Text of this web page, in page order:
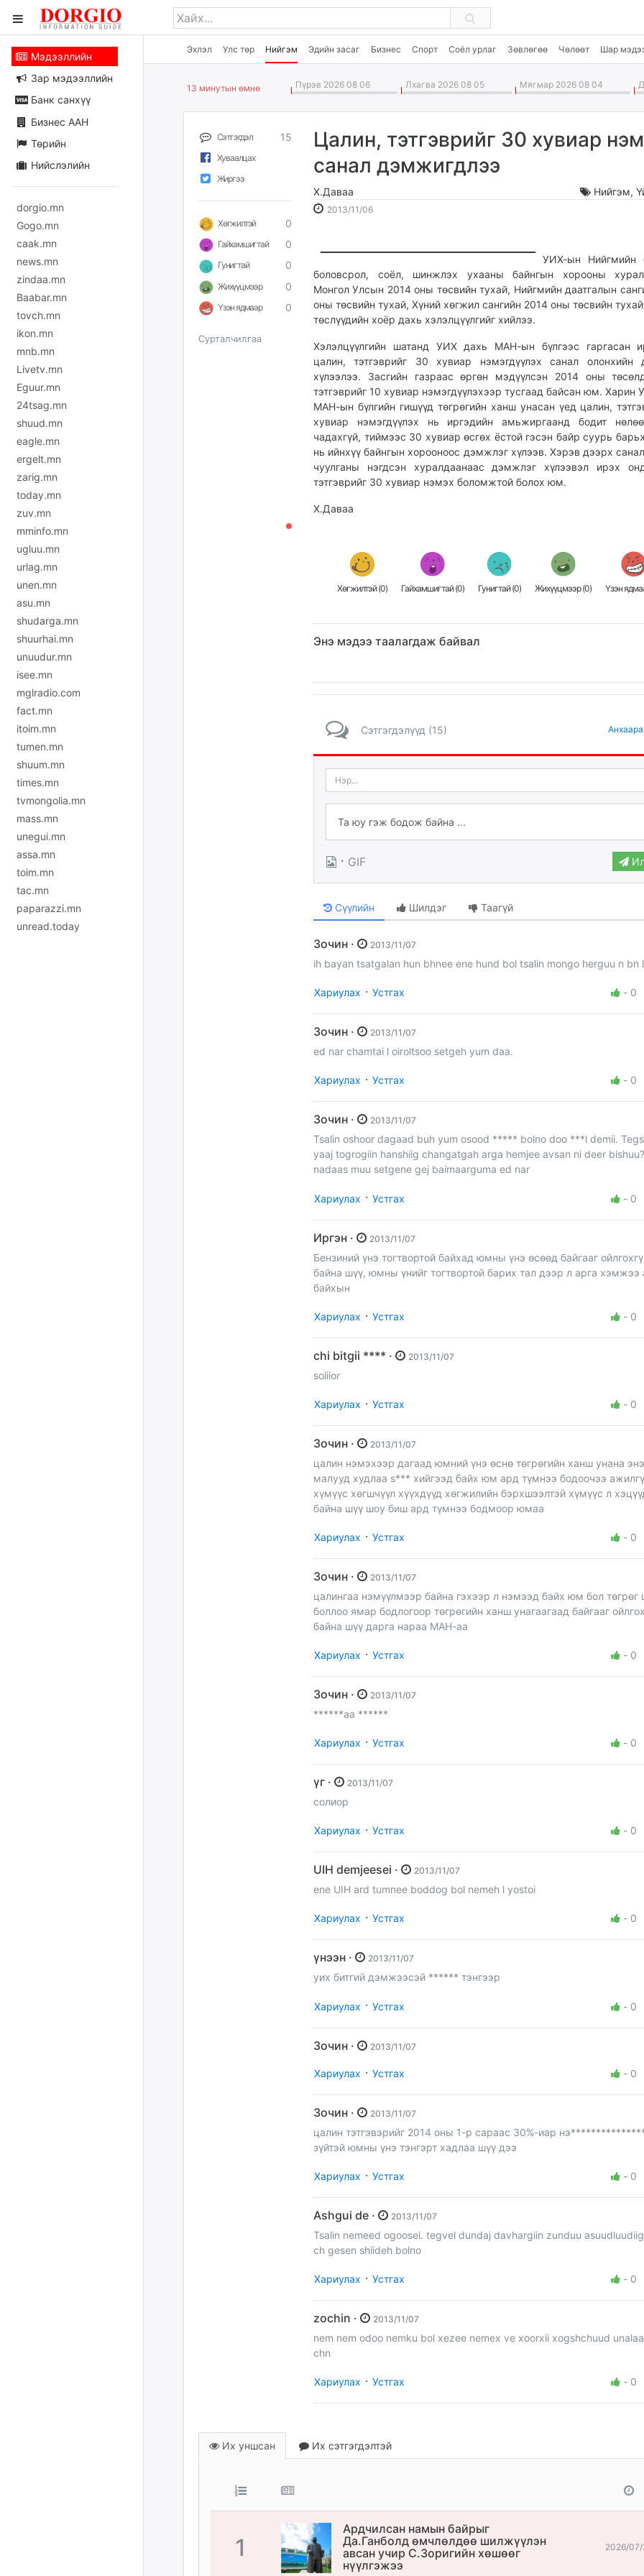
Эхлэл Улс төр Нийгэм Эдийн засаг Бизнес Спорт Соёл урлаг Зөвлөгөө Чөлөөт Шар
Мэдээллийн
Зар мэдээллийн
Банк санхүү
Бизнес ААН
Төрийн
Нийслэлийн
dorgio.mn
Gogo.mn
caak.mn
news.mn
zindaa.mn
Baabar.mn
tovch.mn
ikon.mn
mnb.mn
Livetv.mn
Eguur.mn
24tsag.mn
shuud.mn
eagle.mn
ergelt.mn
zarig.mn
today.mn
zuv.mn
mminfo.mn
ugluu.mn
urlag.mn
unen.mn
asu.mn
shudarga.mn
shuurhai.mn
unuudur.mn
isee.mn
mglradio.com
fact.mn
itoim.mn
tumen.mn
shuum.mn
times.mn
tvmongolia.mn
mass.mn
unegui.mn
assa.mn
toim.mn
tac.mn
paparazzi.mn
unread.today
13 минутын өмнө Пүрэв 2026 08 06 Лхагва 2026 08 05 Мягмар 2026 08 04
Сэтгэгдэл 15
Хуваалцах
Жиргээ
Хөгжилтэй 0
Гайхамшигтай 0
Гунигтай 0
Жихүүцмээр 0
Үзэн ядмаар 0
Сурталчилгаа
Цалин, тэтгэврийг 30 хувиар
санал дэмжигдлээ
Х.Даваа Нийгэм,
2013/11/062013-
2026-
УИХ-ын Нийгмийн
боловсрол, соёл, шинжлэх ухааны байнгын хорооны
Монгол Улсын 2014 оны төсвийн тухай, Нийгмийн даатгалын
оны төсвийн тухай, Хүний хөгжил сангийн 2014 оны төсвийн
төслүүдийн хоёр дахь хэлэлцүүлгийг хийлээ.
Хэлэлцүүлгийн шатанд УИХ дахь МАН-ын бүлгээс гаргасан
цалин, тэтгэврийг 30 хувиар нэмэгдүүлэх санал олонхийн
хүлээлээ. Засгийн газраас өргөн мэдүүлсэн 2014 оны
тэтгэврийг 10 хувиар нэмэгдүүлэхээр тусгаад байсан юм. Харин
МАН-ын бүлгийн гишүүд төгрөгийн ханш унасан үед цалин,
хувиар нэмэгдүүлэх нь иргэдийн амьжиргаанд бодит
чадахгүй, тиймээс 30 хувиар өсгөх ёстой гэсэн байр суурь
нь ийнхүү байнгын хорооноос дэмжлэг хүлээв. Хэрэв дээрх
чуулганы нэгдсэн хуралдаанаас дэмжлэг хүлээвэл ирэх
тэтгэврийг 30 хувиар нэмэх боломжтой болох юм.
Х.Даваа
Хөгжилтэй (0) Гайхамшигтай (0) Гунигтай (0) Жихүүцмээр (0) Үзэн
Энэ мэдээ таалагдаж байвал
Сэтгэгдэлүүд (15)
· GIF
Сүүлийн Шилдэг Таагүй
Зочин · 2013/11/07
ih bayan tsatgalan hun bhnee ene hund bol tsalin mongo herguu n bn
Хариулах · Устгах - 0
Зочин · 2013/11/07
ed nar chamtai l oiroltsoo setgeh yum daa.
Хариулах · Устгах - 0
Зочин · 2013/11/07
Tsalin oshoor dagaad buh yum osood ***** bolno doo ***l demii.
yaaj togrogiin hanshiig changatgah arga hemjee avsan ni deer
nadaas muu setgene gej baimaarguma ed nar
Хариулах · Устгах - 0
Иргэн · 2013/11/07
Бензиний үнэ тогтвортой байхад юмны үнэ өсөөд байгааг
байна шүү, юмны үнийг тогтвортой барих тал дээр л арга хэмжээ
байхын
Хариулах · Устгах - 0
chi bitgii **** · 2013/11/07
soliior
Хариулах · Устгах - 0
Зочин · 2013/11/07
цалин нэмэхээр дагаад юмний үнэ өснө төгрөгийн ханш унана
малууд худлаа s*** хийгээд байх юм ард түмнээ бодоочээ
хүмүүс хөгшчүүл хүүхдүүд хөгжилийн бэрхшээлтэй хүмүүс л
байна шүү шоу биш ард түмнээ бодмоор юмаа
Хариулах · Устгах - 0
Зочин · 2013/11/07
цалингаа нэмүүлмээр байна гэхээр л нэмээд байх юм бол төгрөг
боллоо ямар бодлогоор төгрөгийн ханш унагаагаад байгааг
байна шүү дарга нараа МАН-аа
Хариулах · Устгах - 0
Зочин · 2013/11/07
******аа ******
Хариулах · Устгах - 0
үг · 2013/11/07
солиор
Хариулах · Устгах - 0
UIH demjeesei · 2013/11/07
ene UIH ard tumnee boddog bol nemeh l yostoi
Хариулах · Устгах - 0
үнээн · 2013/11/07
уих битгий дэмжээсэй ****** тэнгээр
Хариулах · Устгах - 0
Зочин · 2013/11/07
Хариулах · Устгах - 0
Зочин · 2013/11/07
цалин тэтгэвэрийг 2014 оны 1-р сараас 30%-иар
зүйтэй юмны үнэ тэнгэрт хадлаа шүү дээ
Хариулах · Устгах - 0
Ashgui de · 2013/11/07
Tsalin nemeed ogoosei. tegvel dundaj davhargiin zunduu
ch gesen shiideh bolno
Хариулах · Устгах - 0
zochin · 2013/11/07
nem nem odoo nemku bol xezee nemex ve xoorxii xogshchuud
chn
Хариулах · Устгах - 0
Их уншсан Их сэтгэгдэлтэй
1
Ардчилсан намын байрыг
Да.Ганболд өмчлөлдөө шилжүүлэн
авсан учир С.Зоригийн хөшөөг
нүүлгэжээ
2026/07/